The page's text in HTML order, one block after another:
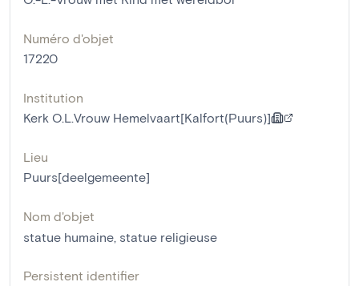
Numéro d'objet
17220
Institution
Kerk O.L.Vrouw Hemelvaart[Kalfort(Puurs)]
Lieu
Puurs[deelgemeente]
Nom d'objet
statue humaine statue religieuse
Persistent identifier